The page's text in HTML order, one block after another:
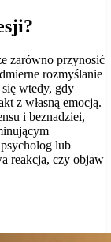
zarówno przynosić
rozmyślanie
wtedy, gdy
z własną emocją.
i beznadziei,
lub
reakcja, czy objaw